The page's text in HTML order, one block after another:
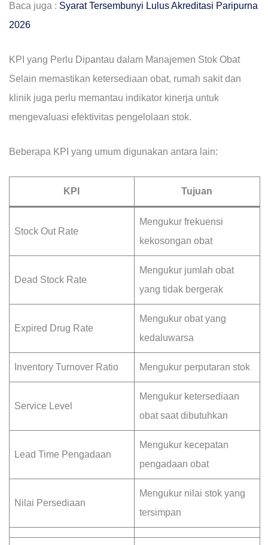
Baca juga : Syarat Tersembunyi Lulus Akreditasi Paripurna
2026
KPI yang Perlu Dipantau dalam Manajemen Stok Obat
Selain memastikan ketersediaan obat, rumah sakit dan
klinik juga perlu memantau indikator kinerja untuk
mengevaluasi efektivitas pengelolaan stok.
Beberapa KPI yang umum digunakan antara lain:
KPI Tujuan
Stock Out Rate
Mengukur frekuensi
kekosongan obat
Dead Stock Rate
Mengukur jumlah obat
yang tidak bergerak
Expired Drug Rate
Mengukur obat yang
kedaluwarsa
Inventory Turnover Ratio Mengukur perputaran stok
Service Level
Mengukur ketersediaan
obat saat dibutuhkan
Lead Time Pengadaan
Mengukur kecepatan
pengadaan obat
Nilai Persediaan
Mengukur nilai stok yang
tersimpan